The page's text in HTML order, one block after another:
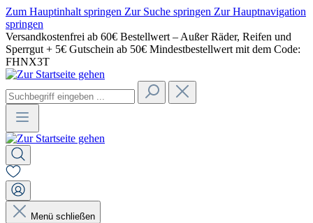
Zum Hauptinhalt springen Zur Suche springen Zur Hauptnavigation
springen
Versandkostenfrei ab 60€ Bestellwert – Außer Räder, Reifen und
Sperrgut + 5€ Gutschein ab 50€ Mindestbestellwert mit dem Code:
FHNX3T
Menü schließen